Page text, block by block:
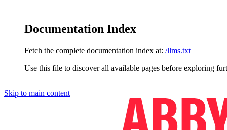
Documentation Index
Fetch the complete documentation index at: /llms.txt
Use this file to discover all available pages before exploring
Skip to main content